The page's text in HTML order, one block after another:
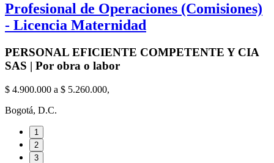
Profesional de Operaciones (Comisiones)
- Licencia Maternidad
PERSONAL EFICIENTE COMPETENTE Y CIA
SAS | Por obra o labor
$ 4.900.000 a $ 5.260.000,
Bogotá, D.C.
1
2
3